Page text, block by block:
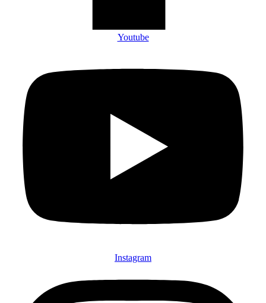
Youtube
Instagram